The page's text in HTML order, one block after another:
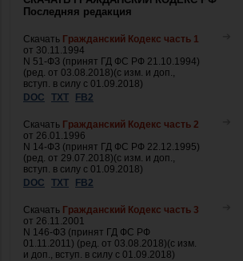
Последняя редакция
Скачать Гражданский Кодекс часть 1
от 30.11.1994
N 51-ФЗ (принят ГД ФС РФ 21.10.1994)
(ред. от 03.08.2018)(с изм. и доп.,
вступ. в силу с 01.09.2018)
DOC
TXT FB2
Скачать Гражданский Кодекс часть 2
от 26.01.1996
N 14-ФЗ (принят ГД ФС РФ 22.12.1995)
(ред. от 29.07.2018)(с изм. и доп.,
вступ. в силу с 01.09.2018)
DOC
TXT FB2
Скачать Гражданский Кодекс часть 3
от 26.11.2001
N 146-ФЗ (принят ГД ФС РФ
01.11.2011) (ред. от 03.08.2018)(с изм.
и доп., вступ. в силу с 01.09.2018)